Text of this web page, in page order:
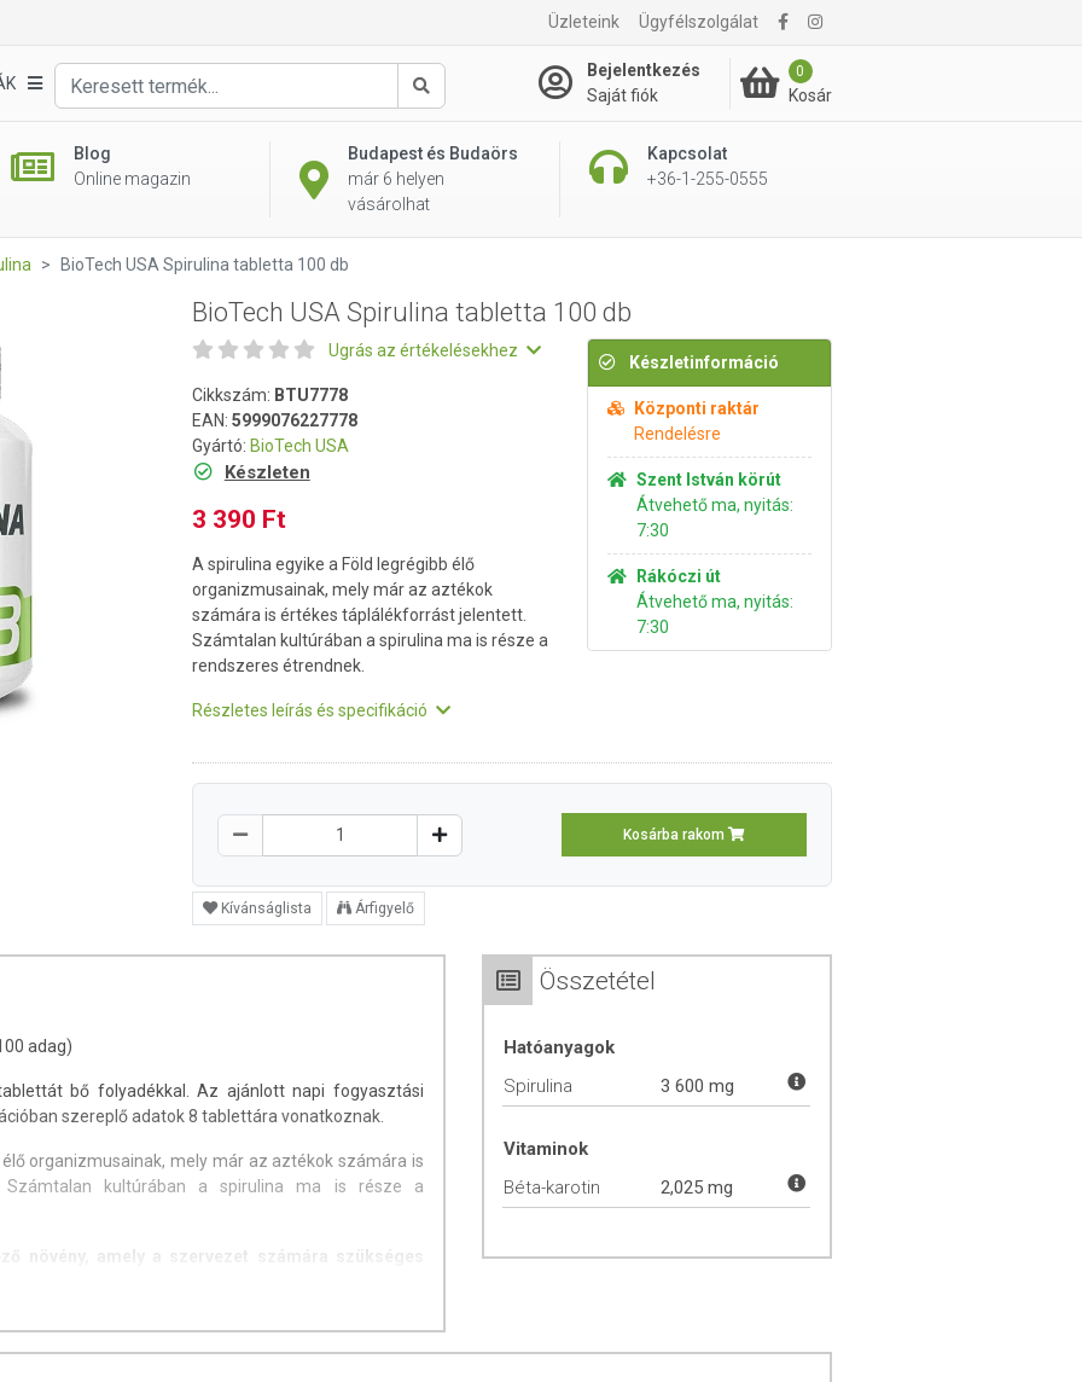
Üzleteink Ügyfélszolgálat
Keresés
Bejelentkezés
Saját fiók
0
Kosár
Blog
Online magazin
Budapest és Budaörs
már 6 helyen
vásárolhat
Kapcsolat
+36-1-255-0555
3 390 Ft Kosárba rakom
BioTech USA Spirulina tabletta 100 db
BioTech USA Spirulina tabletta 100 db
Ugrás az értékelésekhez
Cikkszám: BTU7778
EAN: 5999076227778
Gyártó: BioTech USA
Készleten
3 390 Ft
A spirulina egyike a Föld legrégibb élő
organizmusainak, mely már az aztékok
számára is értékes táplálékforrást jelentett.
Számtalan kultúrában a spirulina ma is része a
rendszeres étrendnek.
Részletes leírás és specifikáció
Készletinformáció
Központi raktár
Rendelésre
Szent István körút
Átvehető ma, nyitás:
7:30
Rákóczi út
Átvehető ma, nyitás:
7:30
Kosárba rakom
Kívánságlista Árfigyelő
adag)
bő folyadékkal. Az ajánlott napi fogyasztási
szereplő adatok 8 tablettára vonatkoznak.
élő organizmusainak, mely már az aztékok számára is
Számtalan kultúrában a spirulina ma is része a
növény, amely a szervezet számára szükséges
Összetétel
Hatóanyagok
Spirulina
3 600 mg
Vitaminok
Béta-karotin
2,025 mg